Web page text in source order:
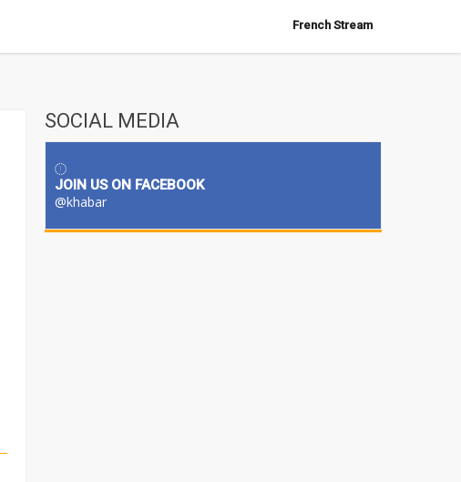
French Stream
SOCIAL MEDIA
JOIN US ON FACEBOOK
@khabar